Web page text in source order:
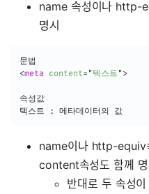
name 속성이나 http-
명시
<meta content= "텍스트 ">
속성값
텍스트 : 메타데이터의 값
name이나 http-equiv
content속성도 함께
반대로 두 속성